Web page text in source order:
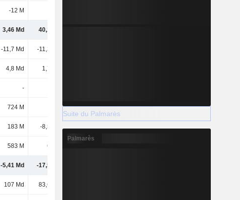
-12 M
3,46 Md 40,13 Md
-11,7 Md -11,37 Md
4,8 Md 1,74 Md
-
724 M - - -
183 M -8,57 Md
583 M 693 M
-5,41 Md -17,51 Md
107 Md 83,68 Md
Suite du Palmarès
Palmarès